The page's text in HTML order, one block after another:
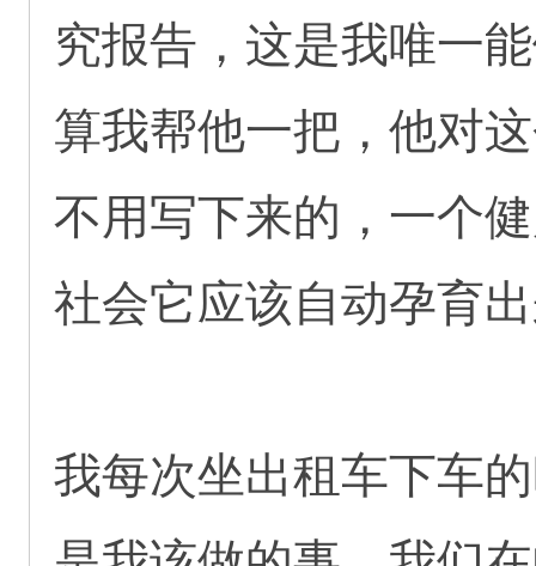
究报告，这是我唯一
算我帮他一把，他对
不用写下来的，一个
社会它应该自动孕育
我每次坐出租车下车